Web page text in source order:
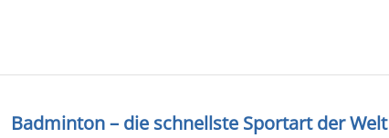
Badminton – die schnellste Sportart der Welt